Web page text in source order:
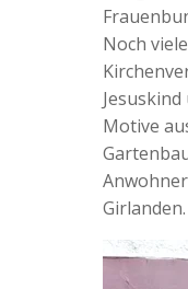
Noch
Motive
Girlanden.